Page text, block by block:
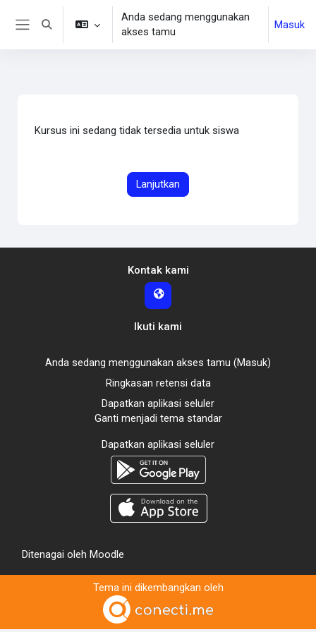
Lewati ke konten utama
Alihkan input pencarian
Anda sedang menggunakan
akses tamu
Masuk
Kursus ini sedang tidak tersedia untuk siswa
Lanjutkan
Kontak kami
Ikuti kami
Anda sedang menggunakan akses tamu (Masuk)
Ringkasan retensi data
Dapatkan aplikasi seluler
Ganti menjadi tema standar
Dapatkan aplikasi seluler
Ditenagai oleh Moodle
Tema ini dikembangkan oleh